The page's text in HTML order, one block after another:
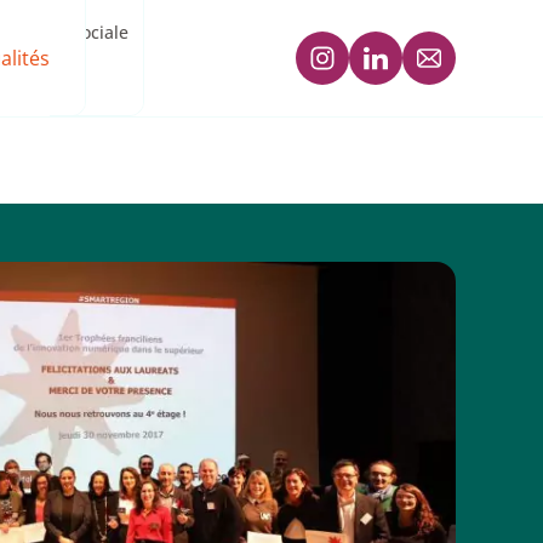
et sociale